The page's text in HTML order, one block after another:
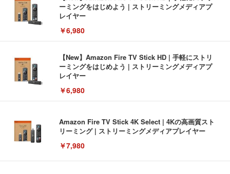
ーミングをはじめよう | ストリーミングメディアプ
レイヤー
￥6,980
【New】Amazon Fire TV Stick HD | 手軽にストリ
ーミングをはじめよう | ストリーミングメディアプ
レイヤー
￥6,980
Amazon Fire TV Stick 4K Select | 4Kの高画質スト
リーミング | ストリーミングメディアプレイヤー
￥7,980